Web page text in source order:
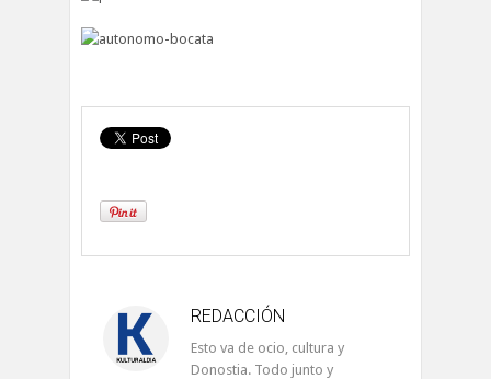
REDACCIÓN
Esto va de ocio, cultura y
Donostia. Todo junto y